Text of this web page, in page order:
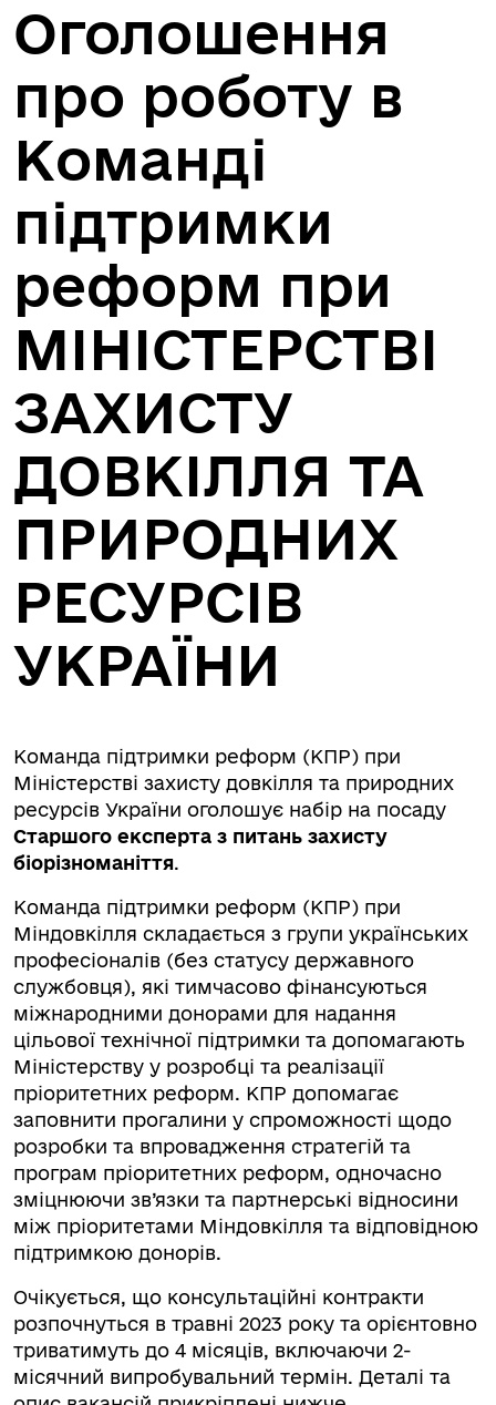
Оголошення
про роботу в
Команді
підтримки
реформ при
МІНІСТЕРСТВІ
ЗАХИСТУ
ДОВКІЛЛЯ ТА
ПРИРОДНИХ
РЕСУРСІВ
УКРАЇНИ
Команда підтримки реформ (КПР) при
Міністерстві захисту довкілля та природних
ресурсів України оголошує набір на посаду
Старшого експерта з питань захисту
біорізноманіття.
Команда підтримки реформ (КПР) при
Міндовкілля складається з групи українських
професіоналів (без статусу державного
службовця), які тимчасово фінансуються
міжнародними донорами для надання
цільової технічної підтримки та допомагають
Міністерству у розробці та реалізації
пріоритетних реформ. КПР допомагає
заповнити прогалини у спроможності щодо
розробки та впровадження стратегій та
програм пріоритетних реформ, одночасно
зміцнюючи зв’язки та партнерські відносини
між пріоритетами Міндовкілля та відповідною
підтримкою донорів.
Очікується, що консультаційні контракти
розпочнуться в травні 2023 року та орієнтовно
триватимуть до 4 місяців, включаючи 2-
місячний випробувальний термін. Деталі та